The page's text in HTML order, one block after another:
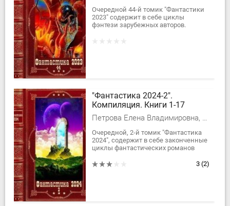
Очередной 44-й томик "Фантастики
2023" содержит в себе циклы
фэнтези зарубежных авторов.
"Фантастика 2024-2".
Компиляция. Книги 1-17
Петрова Елена Владимировна, Выборнов Наиль, Максим Гаусс, Андрей Коткин
Очередной, 2-й томик "Фантастика
2024", содержит в себе законченные
циклы фантастических романов
чтения, уважаемый читатель!
3 (2)